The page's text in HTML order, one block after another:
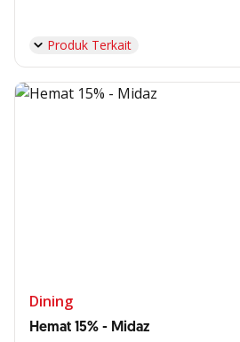
Produk Terkait
Dining
Hemat 15% - Midaz